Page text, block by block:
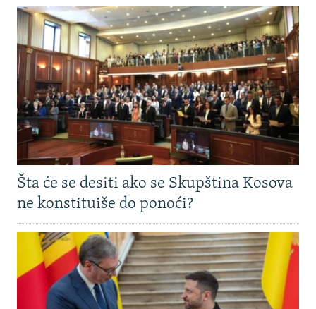
MOJA EVROPA
TRI DECENIJE OD RATA U BIH
SVE KARTE DEJTONA
NASTANAK I RASPAD JUGOSLAVIJE
Šta će se desiti ako se Skupština Kosova
ne konstituiše do ponoći?